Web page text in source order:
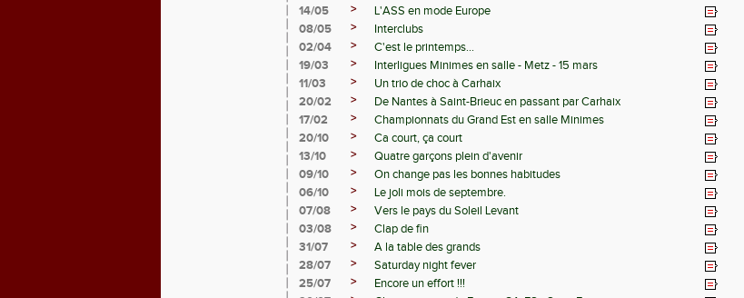
14/05 >
L'ASS en mode Europe
08/05
>
Interclubs
02/04
>
C'est le printemps...
19/03
>
Interligues Minimes en salle - Metz - 15 mars
11/03
>
Un trio de choc à Carhaix
20/02
>
De Nantes à Saint-Brieuc en passant par Carhaix
17/02
>
Championnats du Grand Est en salle Minimes
20/10
>
Ca court, ça court
13/10
>
Quatre garçons plein d'avenir
09/10
>
On change pas les bonnes habitudes
06/10
>
Le joli mois de septembre.
07/08
>
Vers le pays du Soleil Levant
03/08
>
Clap de fin
31/07
>
A la table des grands
28/07
>
Saturday night fever
25/07
>
Encore un effort !!!